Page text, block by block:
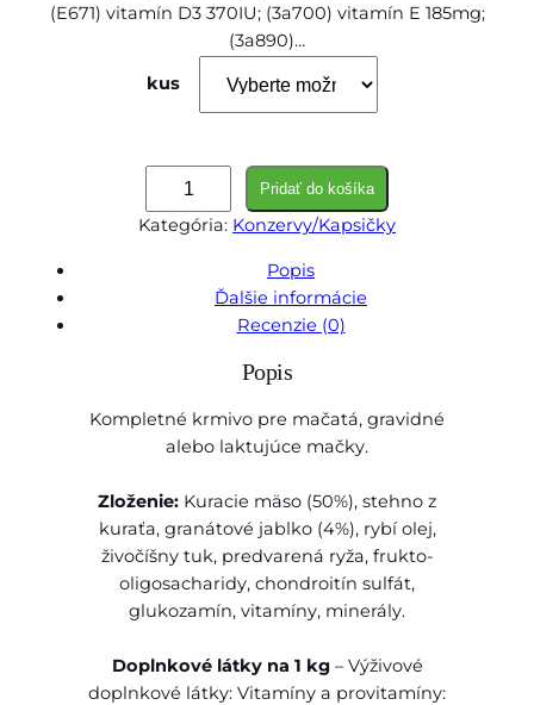
a
n
g
:
2
t
r
o
u
g
h
(E671) vitamín D3 370IU; (3a700) vitamín E 185mg;
(3a890)…
kus
n
o
a
i
n
a
N
&
c
a
Pridať do košíka
Kategória: Konzervy/Kapsičky
Popis
Ďalšie informácie
Recenzie (0)
Popis
Kompletné krmivo pre mačatá, gravidné
alebo laktujúce mačky.
Zloženie: Kuracie mäso (50%), stehno z
kuraťa, granátové jablko (4%), rybí olej,
živočíšny tuk, predvarená ryža, frukto-
oligosacharidy, chondroitín sulfát,
glukozamín, vitamíny, minerály.
Doplnkové látky na 1 kg– Výživové
doplnkové látky: Vitamíny a provitamíny: